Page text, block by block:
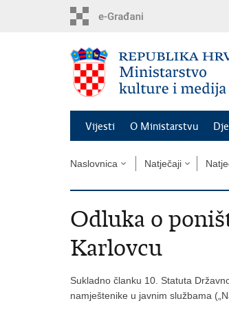
Vijesti O Ministarstvu
Naslovnica Natječaji
Odluka o
Karlovcu
Sukladno članku 10. Statuta
namještenike u javnim službama